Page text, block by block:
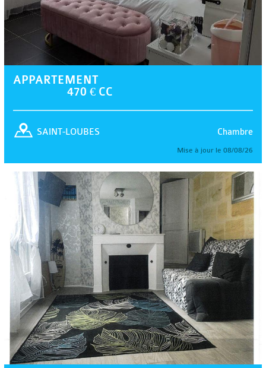
APPARTEMENT
470 € CC
Chambre
SAINT-LOUBES
Mise à jour le 08/08/26